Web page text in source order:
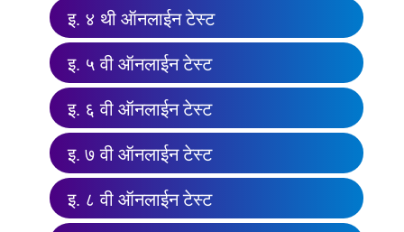
इ. ४ थी ऑनलाईन टेस्ट
इ. ५ वी ऑनलाईन टेस्ट
इ. ६ वी ऑनलाईन टेस्ट
इ. ७ वी ऑनलाईन टेस्ट
इ. ८ वी ऑनलाईन टेस्ट